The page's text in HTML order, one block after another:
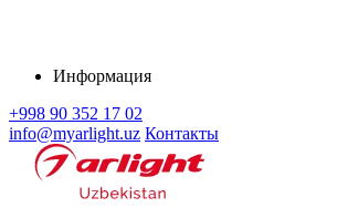
Информация
+998 90 352 17 02
info@myarlight.uz Контакты